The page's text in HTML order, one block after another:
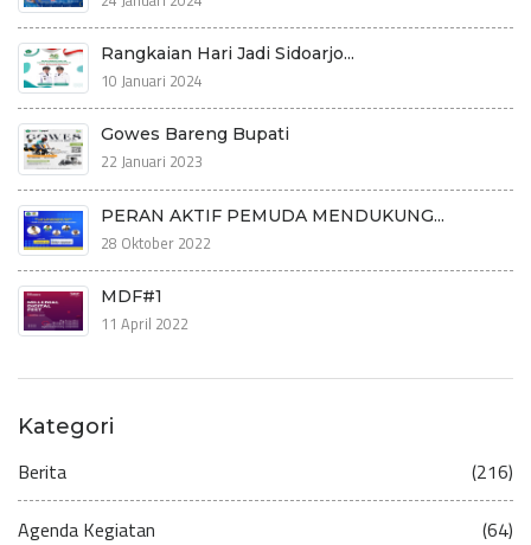
Rangkaian Hari Jadi Sidoarjo...
10 Januari 2024
Gowes Bareng Bupati
22 Januari 2023
PERAN AKTIF PEMUDA MENDUKUNG...
28 Oktober 2022
MDF#1
11 April 2022
Kategori
Berita (216)
Agenda Kegiatan (64)